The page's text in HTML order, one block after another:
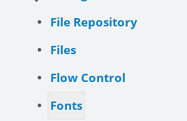
File Repository
Files
Flow Control
Fonts